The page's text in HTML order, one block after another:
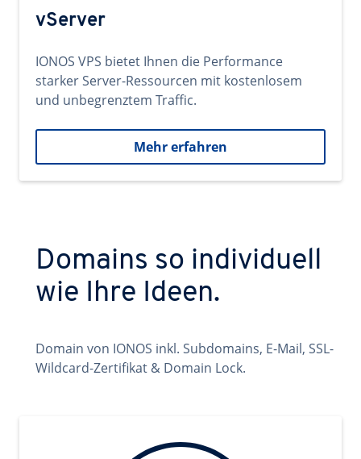
vServer
IONOS VPS bietet Ihnen die Performance
starker Server-Ressourcen mit kostenlosem
und unbegrenztem Traffic.
Mehr erfahren
Domains so individuell
wie Ihre Ideen.
Domain von IONOS inkl. Subdomains, E-Mail, SSL-
Wildcard-Zertifikat & Domain Lock.